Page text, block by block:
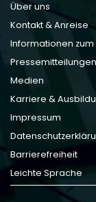
Über uns
Kontakt & Anreise
Informationen
Pressemitteilungen
Medien
Karriere &
Impressum
Barrierefreiheit
Leichte Sprache